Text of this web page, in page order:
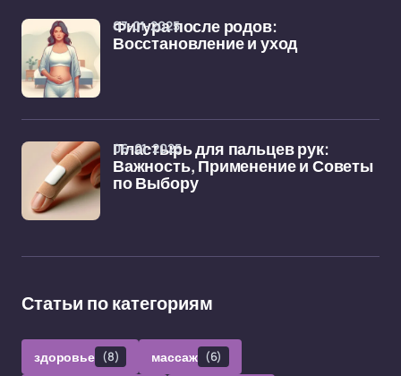
Фигура после родов:
Восстановление и уход
07-01-2025
Пластырь для пальцев рук:
Важность, Применение и Советы
по Выбору
06-01-2025
Статьи по категориям
здоровье (8) массаж (6)